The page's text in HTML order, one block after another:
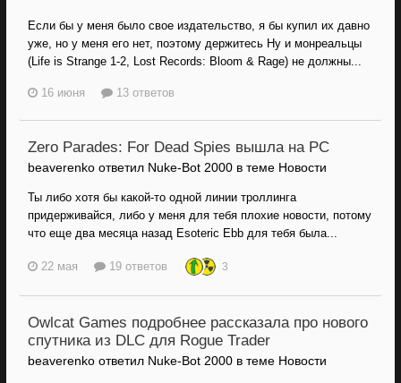
Если бы у меня было свое издательство, я бы купил их давно
уже, но у меня его нет, поэтому держитесь Ну и монреальцы
(Life is Strange 1-2, Lost Records: Bloom & Rage) не должны...
16 июня 13 ответов
Zero Parades: For Dead Spies вышла на PC
beaverenko ответил Nuke-Bot 2000 в теме Новости
Ты либо хотя бы какой-то одной линии троллинга
придерживайся, либо у меня для тебя плохие новости, потому
что еще два месяца назад Esoteric Ebb для тебя была...
22 мая 19 ответов 3
Owlcat Games подробнее рассказала про нового
спутника из DLC для Rogue Trader
beaverenko ответил Nuke-Bot 2000 в теме Новости